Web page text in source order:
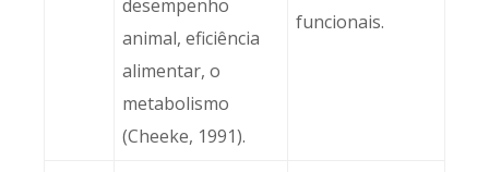
desempenho
animal, eficiência
alimentar, o
metabolismo
(Cheeke, 1991).
funcionais.